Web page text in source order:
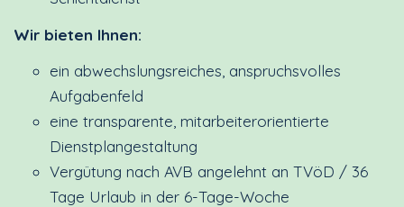
Wir bieten Ihnen:
ein abwechslungsreiches, anspruchsvolles
Aufgabenfeld
eine transparente, mitarbeiterorientierte
Dienstplangestaltung
Vergütung nach AVB angelehnt an TVöD / 36
Tage Urlaub in der 6-Tage-Woche